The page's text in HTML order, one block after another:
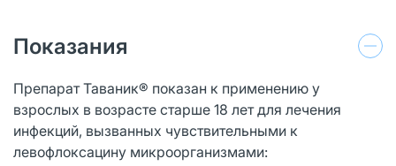
Показания
Препарат Таваник® показан к применению у
взрослых в возрасте старше 18 лет для лечения
инфекций, вызванных чувствительными к
левофлоксацину микроорганизмами: